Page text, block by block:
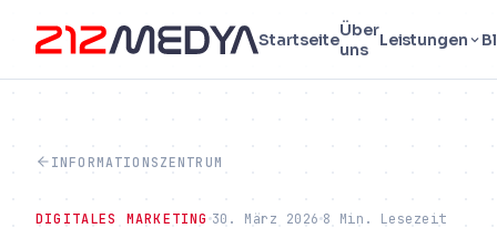
StartseiteÜber
uns
Leistungen
INFORMATIONSZENTRUM
DIGITALES MARKETING 30. März 2026 8 Min. Lesezeit